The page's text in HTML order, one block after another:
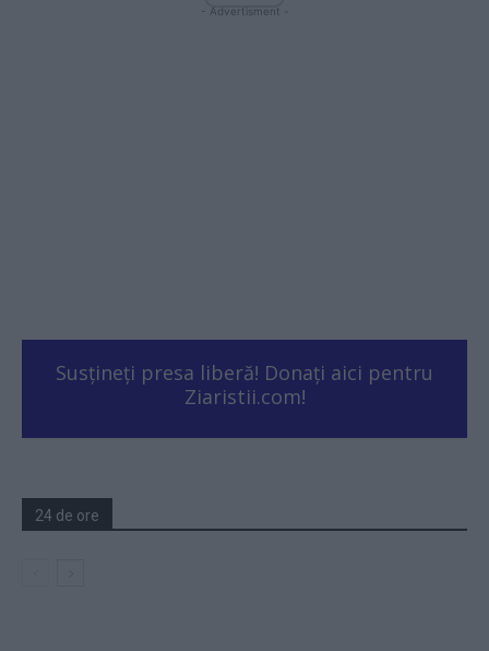
- Advertisment -
Susțineți presa liberă! Donați aici pentru
Ziaristii.com!
24 de ore